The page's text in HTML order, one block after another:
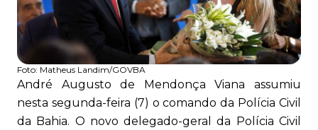
Foto: Matheus Landim/GOVBA
André Augusto de Mendonça Viana assumiu
nesta segunda-feira (7) o comando da Polícia Civil
da Bahia. O novo delegado-geral da Polícia Civil